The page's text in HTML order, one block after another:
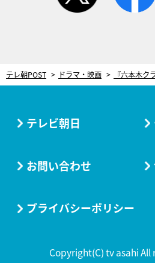
テレ朝POST ドラマ・映画
テレビ朝日
お問い合わせ
プライバシーポリシー
Copyright(C) tv asahi